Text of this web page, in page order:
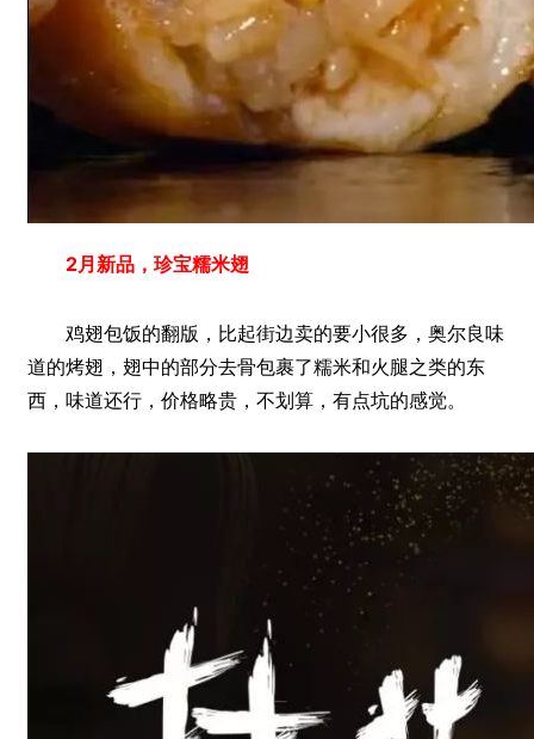
2月新品，珍宝糯米翅
鸡翅包饭的翻版，比起街边卖的要小很多，奥尔良味
道的烤翅，翅中的部分去骨包裹了糯米和火腿之类的东
西，味道还行，价格略贵，不划算，有点坑的感觉。